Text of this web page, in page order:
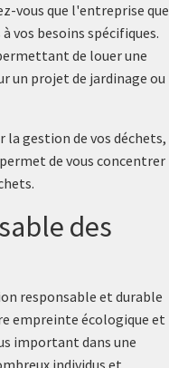
vous que l'entreprise que
vos besoins spécifiques.
de louer une
un projet de jardinage ou
gestion de vos déchets,
de vous concentrer
des
responsable et durable
empreinte écologique et
important dans une
individus et